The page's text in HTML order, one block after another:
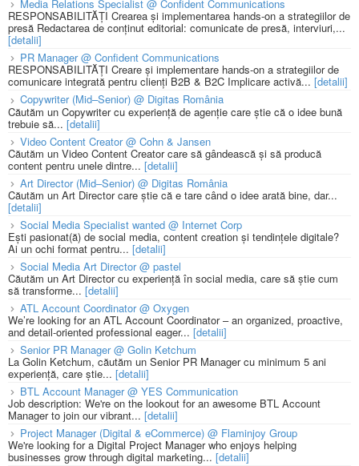
Media Relations Specialist @ Confident Communications
RESPONSABILITĂȚI Crearea și implementarea hands-on a strategiilor de
presă Redactarea de conținut editorial: comunicate de presă, interviuri,...
[detalii]
PR Manager @ Confident Communications
RESPONSABILITĂȚI Creare și implementare hands-on a strategiilor de
comunicare integrată pentru clienți B2B & B2C Implicare activă... [detalii]
Copywriter (Mid–Senior) @ Digitas România
Căutăm un Copywriter cu experiență de agenție care știe că o idee bună
trebuie să... [detalii]
Video Content Creator @ Cohn & Jansen
Căutăm un Video Content Creator care să gândească și să producă
content pentru unele dintre... [detalii]
Art Director (Mid–Senior) @ Digitas România
Căutăm un Art Director care știe că e tare când o idee arată bine, dar...
[detalii]
Social Media Specialist wanted @ Internet Corp
Ești pasionat(ă) de social media, content creation și tendințele digitale?
Ai un ochi format pentru... [detalii]
Social Media Art Director @ pastel
Căutăm un Art Director cu experiență în social media, care să știe cum
să transforme... [detalii]
ATL Account Coordinator @ Oxygen
We’re looking for an ATL Account Coordinator – an organized, proactive,
and detail-oriented professional eager... [detalii]
Senior PR Manager @ Golin Ketchum
La Golin Ketchum, căutăm un Senior PR Manager cu minimum 5 ani
experiență, care știe... [detalii]
BTL Account Manager @ YES Communication
Job description: We're on the lookout for an awesome BTL Account
Manager to join our vibrant... [detalii]
Project Manager (Digital & eCommerce) @ Flaminjoy Group
We're looking for a Digital Project Manager who enjoys helping
businesses grow through digital marketing... [detalii]